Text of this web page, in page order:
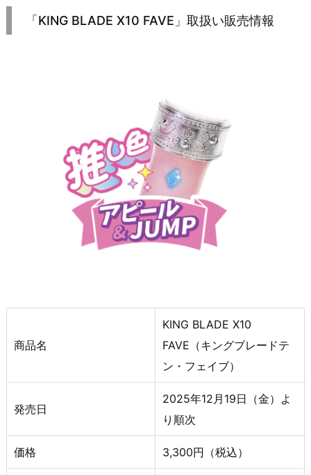
「KING BLADE X10 FAVE」取扱い販売情報
商品名
KING BLADE X10
FAVE（キングブレードテ
ン・フェイブ）
発売日
2025年12月19日（金）よ
り順次
価格 3,300円（税込）